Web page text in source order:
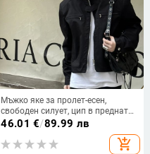
Мъжко яке за пролет-есен,
свободен силует, цип в предната
част, джобове по шевовете
46.01 €/89.99 лв
add_shopping_cart